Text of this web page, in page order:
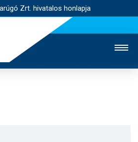
Zrt. hivatalos honlapja